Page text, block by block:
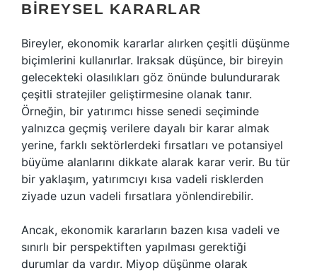
BIREYSEL KARARLAR
Bireyler, ekonomik kararlar alırken çeşitli düşünme
biçimlerini kullanırlar. Iraksak düşünce, bir bireyin
gelecekteki olasılıkları göz önünde bulundurarak
çeşitli stratejiler geliştirmesine olanak tanır.
Örneğin, bir yatırımcı hisse senedi seçiminde
yalnızca geçmiş verilere dayalı bir karar almak
yerine, farklı sektörlerdeki fırsatları ve potansiyel
büyüme alanlarını dikkate alarak karar verir. Bu tür
bir yaklaşım, yatırımcıyı kısa vadeli risklerden
ziyade uzun vadeli fırsatlara yönlendirebilir.
Ancak, ekonomik kararların bazen kısa vadeli ve
sınırlı bir perspektiften yapılması gerektiği
durumlar da vardır. Miyop düşünme olarak